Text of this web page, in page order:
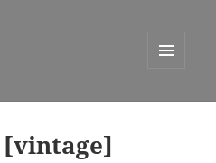
WIDGETS
[vintage]